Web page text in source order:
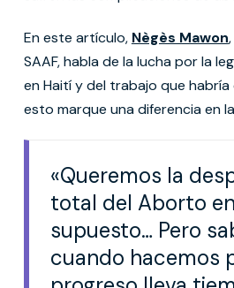
En este artículo, Nègès Mawon
SAAF, habla de la lucha por la
en Haití y del trabajo que
esto marque una diferencia en
«Queremos la
total del Aborto
supuesto… Pero
cuando hacemos